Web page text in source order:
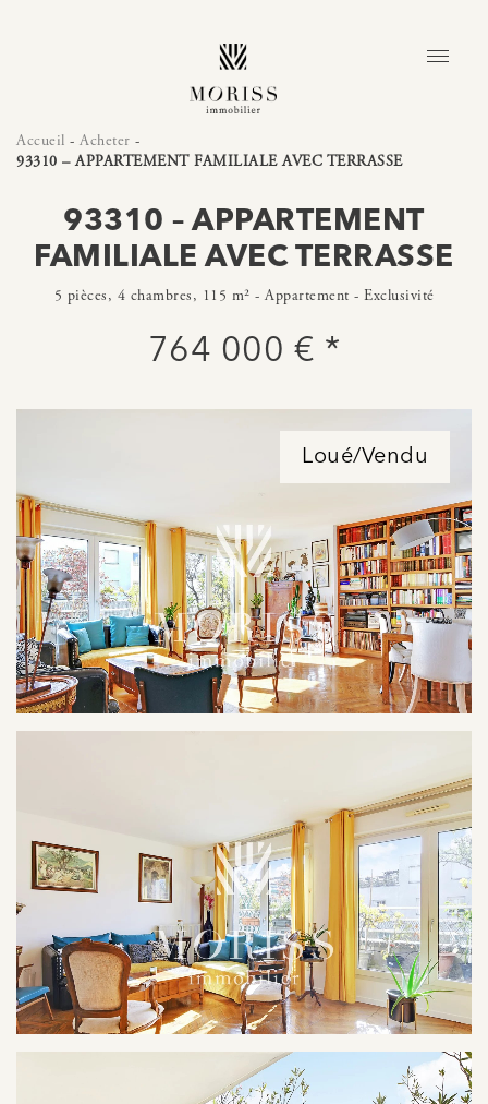
Accueil - Acheter -
93310 – APPARTEMENT FAMILIALE AVEC TERRASSE
93310 – APPARTEMENT
FAMILIALE AVEC TERRASSE
5 pièces, 4 chambres, 115 m² - Appartement - Exclusivité
764 000 € *
Loué/Vendu